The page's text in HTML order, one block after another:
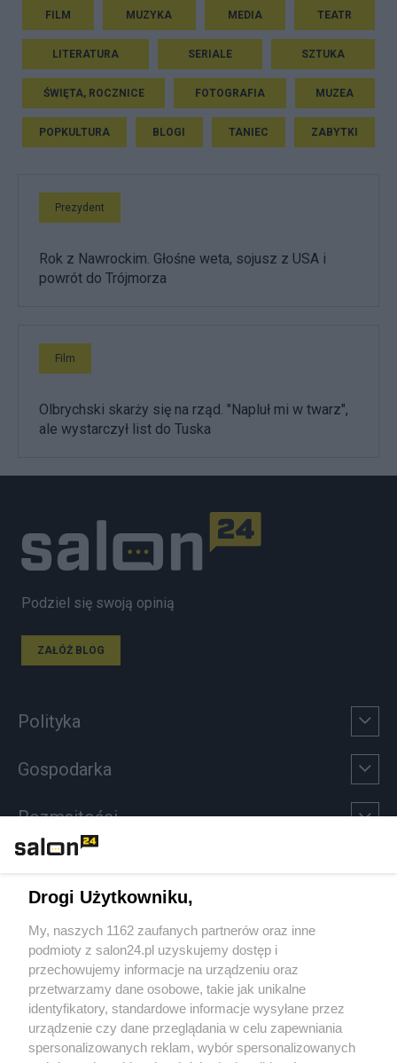
FILM MUZYKA MEDIA TEATR
LITERATURA SERIALE SZTUKA
ŚWIĘTA, ROCZNICE FOTOGRAFIA MUZEA
POPKULTURA BLOGI TANIEC ZABYTKI
Prezydent
Rok z Nawrockim. Głośne weta, sojusz z USA i
powrót do Trójmorza
Film
Olbrychski skarży się na rząd. "Napluł mi w twarz",
ale wystarczył list do Tuska
Podziel się swoją opinią
ZAŁÓŻ BLOG
Polityka
Gospodarka
Rozmaitości
Sport
Społeczeństwo
Kultura
Drogi Użytkowniku,
My, naszych 1162 zaufanych partnerów oraz inne
podmioty z salon24.pl uzyskujemy dostęp i
przechowujemy informacje na urządzeniu oraz
przetwarzamy dane osobowe, takie jak unikalne
identyfikatory, standardowe informacje wysyłane przez
urządzenie czy dane przeglądania w celu zapewniania
spersonalizowanych reklam, wybór spersonalizowanych